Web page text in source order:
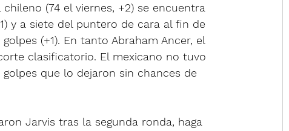
(74 el viernes, +2) se encuentra
y a siete del puntero de cara al fin de
(+1). En tanto Abraham Ancer, el
clasificatorio. El mexicano no tuvo
que lo dejaron sin chances de
Jarvis tras la segunda ronda, haga